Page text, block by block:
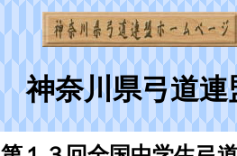
神奈川県弓道連